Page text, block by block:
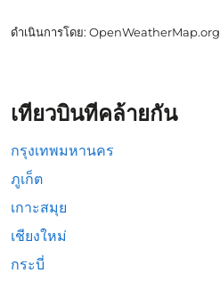
ดำเนินการโดย: OpenWeatherMap.org
เที่ยวบินที่คล้ายกัน
กรุงเทพมหานคร
ภูเก็ต
เกาะสมุย
เชียงใหม่
กระบี่